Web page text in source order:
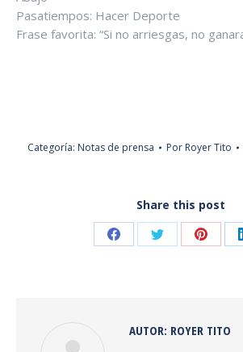
Pasatiempos: Hacer Deporte
Frase favorita: “Si no arriesgas, no
Categoría: Notas de prensa Por Royer Tito
Share this post
Share Share Share
AUTOR: ROYER TITO